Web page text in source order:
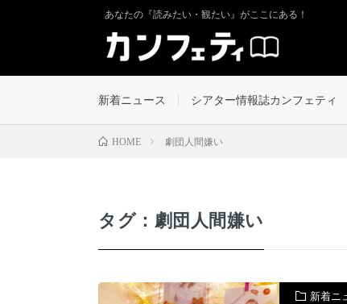
あなたの『読みたい・観たい』がここにある！
新着ニュース シアター情報誌カンフェティ
HOME 劇団人間嫌い
タグ：劇団人間嫌い
新着ニ